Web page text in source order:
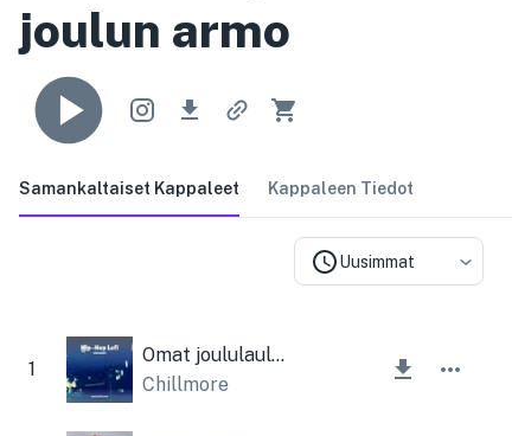
joulun armo
Samankaltaiset Kappaleet Kappaleen Tiedot
Uusimmat
1
Omat joululauluni
Chillmore